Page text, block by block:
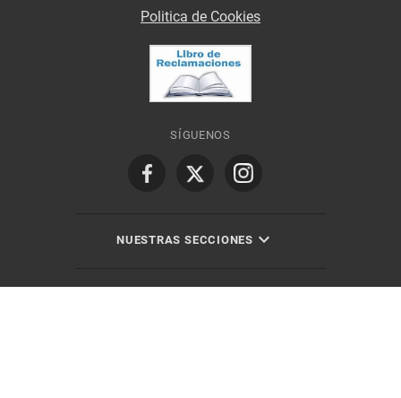
Politica de Cookies
SÍGUENOS
NUESTRAS SECCIONES